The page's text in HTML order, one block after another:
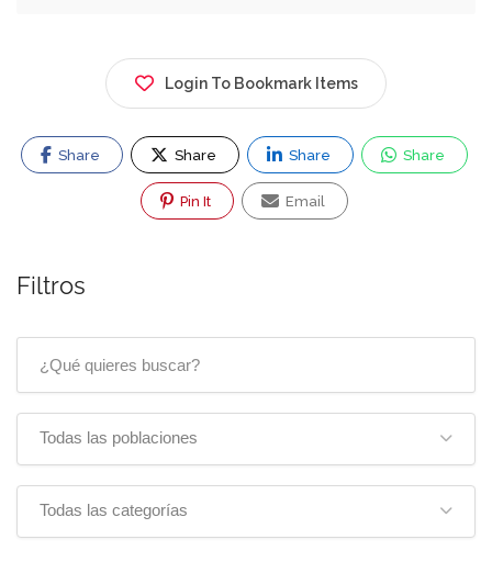
Login To Bookmark Items
Share Share Share Share
Pin It Email
Filtros
Todas las poblaciones
Todas las categorías